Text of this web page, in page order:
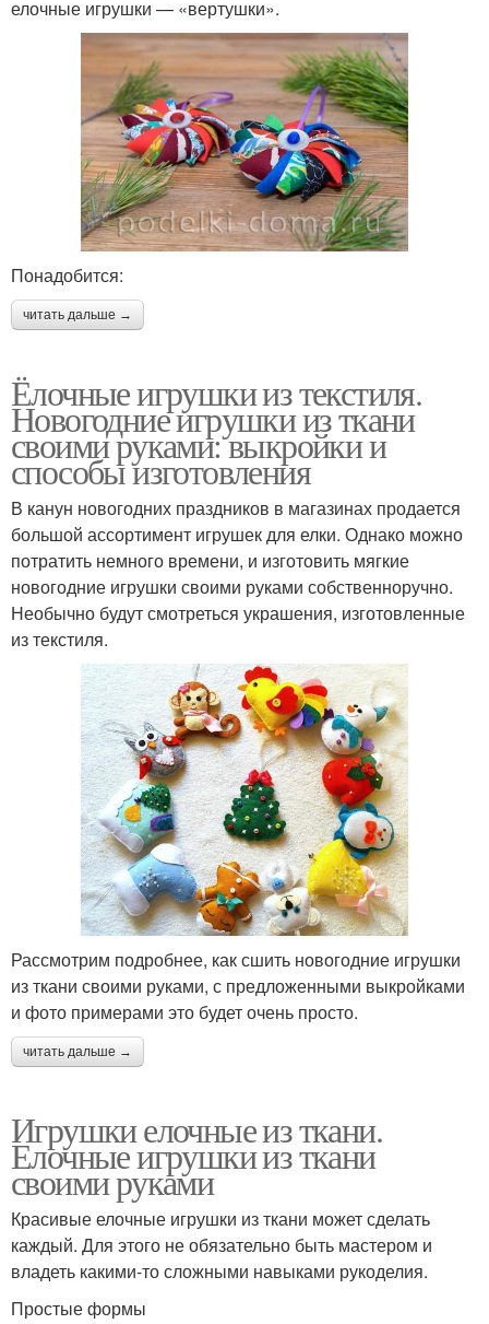
елочные игрушки — «вертушки».
Понадобится:
читать дальше →
Ёлочные игрушки из текстиля.
Новогодние игрушки из ткани
своими руками: выкройки и
способы изготовления
В канун новогодних праздников в магазинах продается
большой ассортимент игрушек для елки. Однако можно
потратить немного времени, и изготовить мягкие
новогодние игрушки своими руками собственноручно.
Необычно будут смотреться украшения, изготовленные
из текстиля.
Рассмотрим подробнее, как сшить новогодние игрушки
из ткани своими руками, с предложенными выкройками
и фото примерами это будет очень просто.
читать дальше →
Игрушки елочные из ткани.
Елочные игрушки из ткани
своими руками
Красивые елочные игрушки из ткани может сделать
каждый. Для этого не обязательно быть мастером и
владеть какими-то сложными навыками рукоделия.
Простые формы